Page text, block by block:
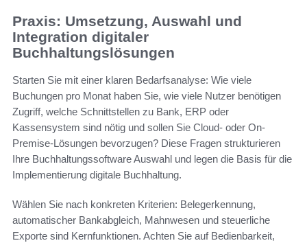
Praxis: Umsetzung, Auswahl und
Integration digitaler
Buchhaltungslösungen
Starten Sie mit einer klaren Bedarfsanalyse: Wie viele
Buchungen pro Monat haben Sie, wie viele Nutzer benötigen
Zugriff, welche Schnittstellen zu Bank, ERP oder
Kassensystem sind nötig und sollen Sie Cloud- oder On-
Premise-Lösungen bevorzugen? Diese Fragen strukturieren
Ihre Buchhaltungssoftware Auswahl und legen die Basis für die
Implementierung digitale Buchhaltung.
Wählen Sie nach konkreten Kriterien: Belegerkennung,
automatischer Bankabgleich, Mahnwesen und steuerliche
Exporte sind Kernfunktionen. Achten Sie auf Bedienbarkeit,